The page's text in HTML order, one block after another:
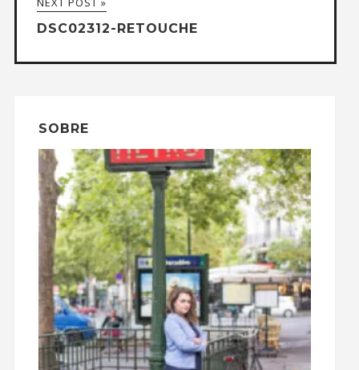
DSC02312-RETOUCHE
SOBRE